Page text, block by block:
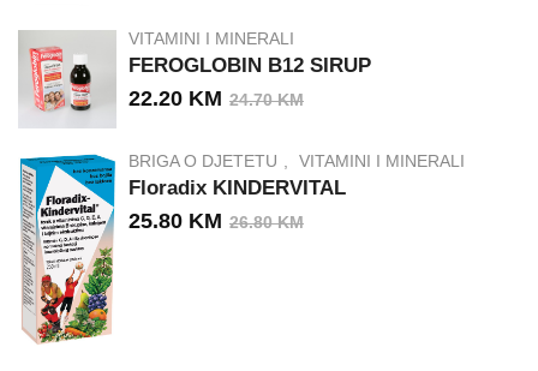
VITAMINI I MINERALI
FEROGLOBIN B12 SIRUP
24.70KM
22.20 KM
BRIGA O DJETETU VITAMINI I MINERALI
Floradix KINDERVITAL
26.80KM
25.80 KM